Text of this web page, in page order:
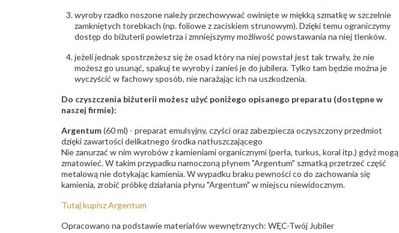
wyroby rzadko noszone należy przechowywać owinięte w miękką szmatkę w szczelnie
zamkniętych torebkach (np. foliowe z zaciskiem strunowym). Dzięki temu ograniczymy
dostęp do biżuterii powietrza i zmniejszymy możliwość powstawania na niej tlenków.
jeżeli jednak spostrzeżesz się że osad który na niej powstał jest tak trwały, że nie
możesz go usunąć, spakuj te wyroby i zanieś je do jubilera. Tylko tam będzie można je
wyczyścić w fachowy sposób, nie narażając ich na uszkodzenia.
Do czyszczenia biżuterii możesz użyć poniżego opisanego preparatu (dostępne w
naszej firmie):
Argentum(60 ml) - preparat emulsyjny, czyści oraz zabezpiecza oczyszczony przedmiot
dzięki zawartości delikatnego środka natłuszczającego
Nie zanurzać w nim wyrobów z kamieniami organicznymi (perła, turkus, koral itp.) gdyż mogą
zmatowieć. W takim przypadku namoczoną płynem "Argentum" szmatką przetrzeć część
metalową nie dotykając kamienia. W wypadku braku pewności co do zachowania się
kamienia, zrobić próbkę działania płynu "Argentum" w miejscu niewidocznym.
Tutaj kupisz Argentum
Opracowano na podstawie materiałów wewnętrznych: WĘC-Twój Jubiler